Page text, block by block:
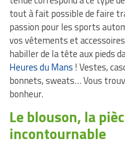
tout à fait possible de faire
passion pour les sports
vos vêtements et
habiller de la tête aux pieds
Heures du Mans ! Vestes,
bonnets, sweats… Vous
bonheur.
Le blouson, la
incontournable